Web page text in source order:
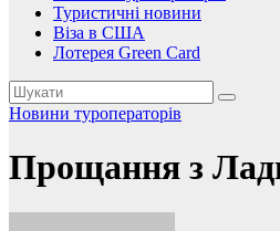
Туристичні новини
Віза в США
Лотерея Green Card
Новини туроператорів
Прощання з